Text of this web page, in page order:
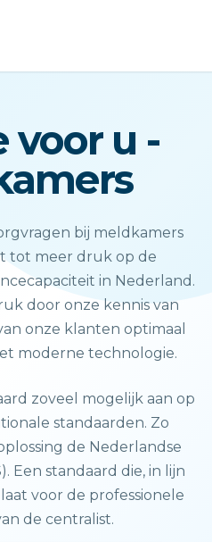
voor u -
bij meldkamers
tot meer druk op de
in Nederland.
door onze kennis van
onze klanten optimaal
moderne technologie.
zoveel mogelijk aan op
standaarden. Zo
de Nederlandse
Een standaard die, in lijn
voor de professionele
de centralist.